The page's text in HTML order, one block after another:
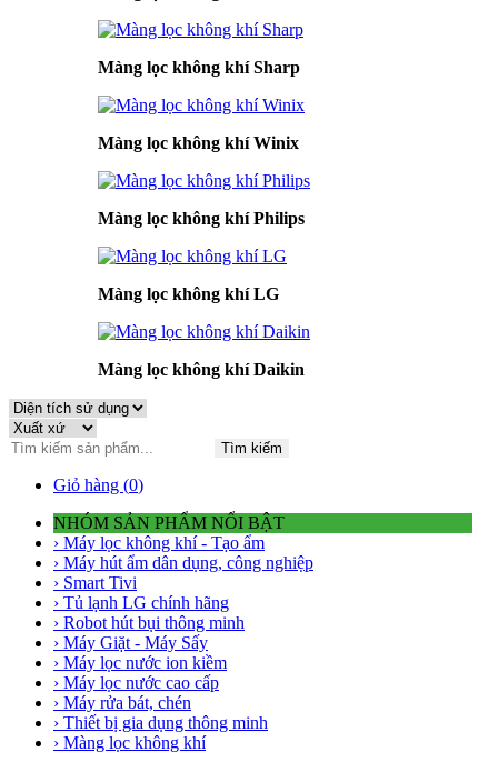
Màng lọc không khí Sharp
Màng lọc không khí Winix
Màng lọc không khí Philips
Màng lọc không khí LG
Màng lọc không khí Daikin
Tìm kiếm
Giỏ hàng (0)
NHÓM SẢN PHẨM NỔI BẬT
› Máy lọc không khí - Tạo ẩm
› Máy hút ẩm dân dụng, công nghiệp
› Smart Tivi
› Tủ lạnh LG chính hãng
› Robot hút bụi thông minh
› Máy Giặt - Máy Sấy
› Máy lọc nước ion kiềm
› Máy lọc nước cao cấp
› Máy rửa bát, chén
› Thiết bị gia dụng thông minh
› Màng lọc không khí